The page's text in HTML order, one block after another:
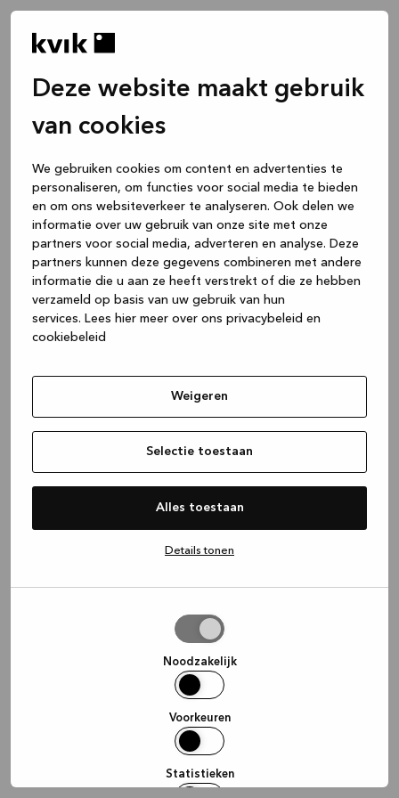
Deze website maakt gebruik
van cookies
We gebruiken cookies om content en advertenties te
personaliseren, om functies voor social media te bieden
en om ons websiteverkeer te analyseren. Ook delen we
informatie over uw gebruik van onze site met onze
partners voor social media, adverteren en analyse. Deze
partners kunnen deze gegevens combineren met andere
informatie die u aan ze heeft verstrekt of die ze hebben
verzameld op basis van uw gebruik van hun
services. Lees hier meer over ons privacybeleid en
cookiebeleid
Weigeren
Selectie toestaan
Alles toestaan
Details tonen
Noodzakelijk
Voorkeuren
Statistieken
(see the browser console for more
information).